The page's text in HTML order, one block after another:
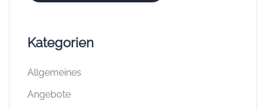
Kategorien
Allgemeines
Angebote